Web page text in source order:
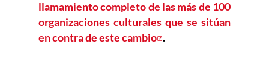
llamamiento completo de las más de 100
organizaciones culturales que se sitúan
en contra de este cambio Abre en nueva
.